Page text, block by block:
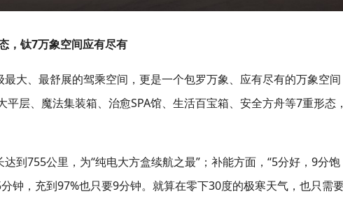
，钛7万象空间应有尽有
大、最舒展的驾乘空间，更是一个包罗万象、应有尽有的万象空
平层、魔法集装箱、治愈SPA馆、生活百宝箱、安全方舟等7重形态
到755公里，为“纯电大方盒续航之最”；补能方面，“5分好，9分饱
钟，充到97%也只要9分钟。就算在零下30度的极寒天气，也只需